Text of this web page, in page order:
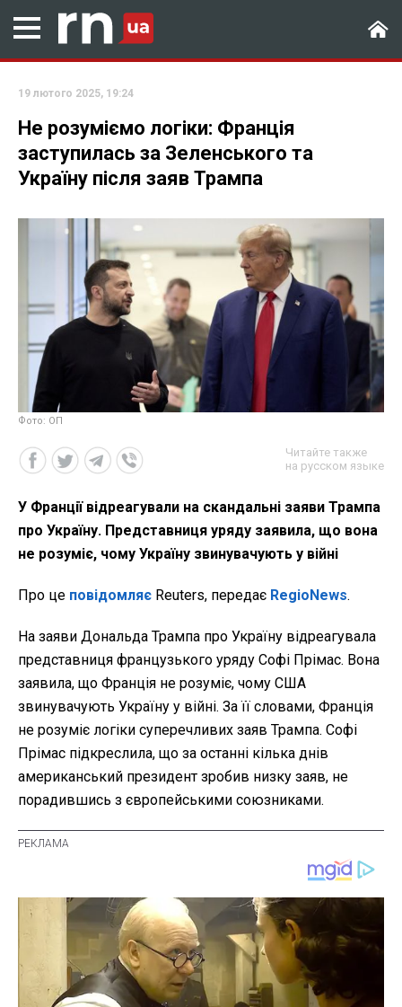
19 лютого 2025, 19:24
Не розуміємо логіки: Франція
заступилась за Зеленського та
Україну після заяв Трампа
Фото: ОП
Читайте также
на русском языке
У Франції відреагували на скандальні заяви Трампа
про Україну. Представниця уряду заявила, що вона
не розуміє, чому Україну звинувачують у війні
Про це повідомляє Reuters, передає RegioNews.
На заяви Дональда Трампа про Україну відреагувала
представниця французького уряду Софі Прімас. Вона
заявила, що Франція не розуміє, чому США
звинувачують Україну у війні. За її словами, Франція
не розуміє логіки суперечливих заяв Трампа. Софі
Прімас підкреслила, що за останні кілька днів
американський президент зробив низку заяв, не
порадившись з європейськими союзниками.